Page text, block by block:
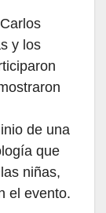
y los
de una
que
niñas,
el evento.